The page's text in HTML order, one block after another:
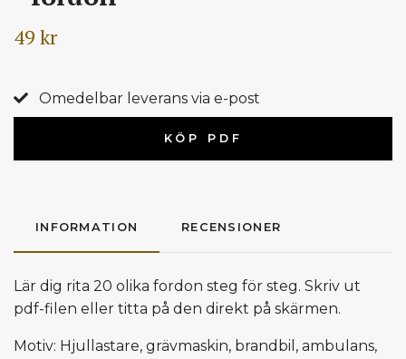
49 kr
Omedelbar leverans via e-post
KÖP PDF
INFORMATION RECENSIONER
Lär dig rita 20 olika fordon steg för steg. Skriv ut
pdf-filen eller titta på den direkt på skärmen.
Motiv: Hjullastare, grävmaskin, brandbil, ambulans,